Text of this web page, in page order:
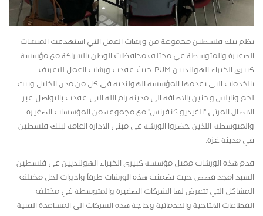
نظم بنك فلسطين مجموعة من ورشات العمل التي استهدفت المنشآت
الصغيرة والمتوسطة في مختلف محافظات الوطن بالشراكة مع مؤسسة
كبيري الخبراء الهولنديين PUM حيث عقدت ورشات العمل للتعريف
بالخدمات التي تقدمها المؤسسة الهولندية في كل من مدن الخليل وبيت
لحم ونابلس وحنين بالاضافة الى مدينة رام الله التي عقدت بالتواصل عبر
الاتصال المرئي "الفيديو كنفرنس" مع مجموعة من المؤسسات الصغيرة
والمتوسطة اللذين حضروا الورشة في مبنى الادارة العامة لبنك فلسطين
في مدينة غزة.
قدم هذه الورشات ممثل مؤسسة كبيري الخبراء الهولنديين في فلسطين
السيد امجد قصص حيث تضمنت هذه الورشات طرقاً وأدوات لحل مختلف
المشاكل التي تتعرض لها الشركات الصغيرة والمتوسطة في مختلف
القطاعات الانتاجية والخدماتية وحاجة هذه الشركات الى المساعدة الفنية